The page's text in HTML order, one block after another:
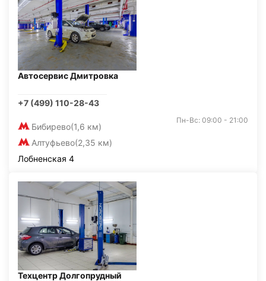
Автосервис Дмитровка
+7 (499) 110-28-43
Бибирево(1,6 км)
Алтуфьево(2,35 км)
Пн-Вс: 09:00 - 21:00
Лобненская 4
Техцентр Долгопрудный